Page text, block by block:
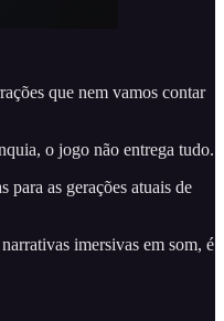
que nem vamos contar
o jogo não entrega tudo.
as gerações atuais de
imersivas em som, é